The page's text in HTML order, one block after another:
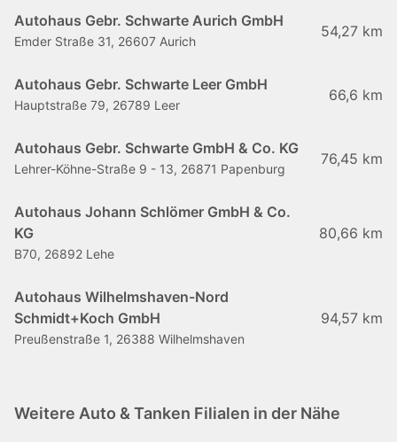
Autohaus Gebr. Schwarte Aurich GmbH
Emder Straße 31, 26607 Aurich
54,27 km
Autohaus Gebr. Schwarte Leer GmbH
Hauptstraße 79, 26789 Leer
66,6 km
Autohaus Gebr. Schwarte GmbH & Co. KG
Lehrer-Köhne-Straße 9 - 13, 26871 Papenburg
76,45 km
Autohaus Johann Schlömer GmbH & Co.
KG
B70, 26892 Lehe
80,66 km
Autohaus Wilhelmshaven-Nord
Schmidt+Koch GmbH
Preußenstraße 1, 26388 Wilhelmshaven
94,57 km
Weitere Auto & Tanken Filialen in der Nähe